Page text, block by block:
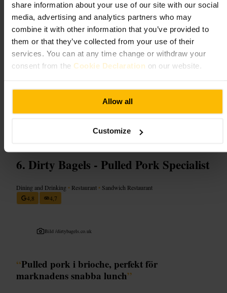
share information about your use of our site with our social
media, advertising and analytics partners who may
combine it with other information that you’ve provided to
them or that they’ve collected from your use of their
services. You can at any time change or withdraw your
consent from the Cookie Declaration on our website.
Allow all
Customize
Du beställer i disken och får maten snabbt. Menyn är enkel och
inriktad på bagels med olika pålägg, plus kalla och varma drycker.
Lokalen har få sittplatser, så många tar med sig maten eller äter stående
eller på närliggande bänkar.
Planera ditt besök
Kom gärna tidigt om du vill undvika kö. Ta med en liten kylväska om
du planerar att ta med flera bagels. Kolla menyn vid disken för dagens
195 Shoreditch High St, London E1 6LG, UK
Dirty Bagels - Pulled Pork Specialist
Dining and Drinking • Restaurant • Sandwich Restaurant
4,8
4,7
Bild /dirtybagels.co.uk
“Pulled pork i brioche, perfekt för
marknadens snabba lunch”